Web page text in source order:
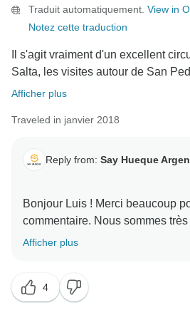
information, mais laissez-moi
allons certainement travailler sur
service, en veillant à ce que
d'inconvénients similaires à
et nous espérons vous accueillir
Traduit automatiquement. View in
Notez cette traduction
Il s'agit vraiment d'un excellent
Salta, les visites autour de San
Afficher plus
Traveled in janvier 2018
Reply from: Say Hueque
Bonjour Luis ! Merci beaucoup
commentaire. Nous sommes très
que vous avez eu une bonne
Afficher plus
4